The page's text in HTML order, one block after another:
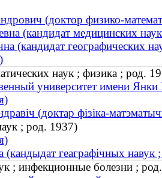
(доктор физико-
(кандидат медицинских
(кандидат географических
наук ; физика ; род.
университет имени
(доктар фізіка-
; род. 1937)
(кандыдат геаграфічных навук
; инфекционные болезни ;